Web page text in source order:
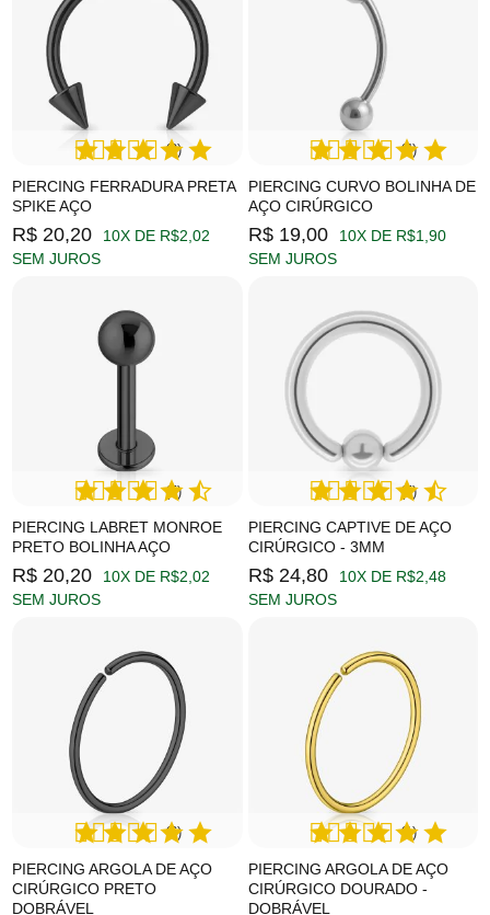
PIERCING FERRADURA PRETA
SPIKE AÇO
(2)
R$ 20,20
10X DE R$2,02
SEM JUROS
PIERCING CURVO BOLINHA DE
AÇO CIRÚRGICO
(4)
R$ 19,00
10X DE R$1,90
SEM JUROS
PIERCING LABRET MONROE
PRETO BOLINHA AÇO
(5)
R$ 20,20
10X DE R$2,02
SEM JUROS
PIERCING CAPTIVE DE AÇO
CIRÚRGICO - 3MM
(5)
R$ 24,80
10X DE R$2,48
SEM JUROS
PIERCING ARGOLA DE AÇO
CIRÚRGICO PRETO
DOBRÁVEL
(6)
PIERCING ARGOLA DE AÇO
CIRÚRGICO DOURADO -
DOBRÁVEL
(1)